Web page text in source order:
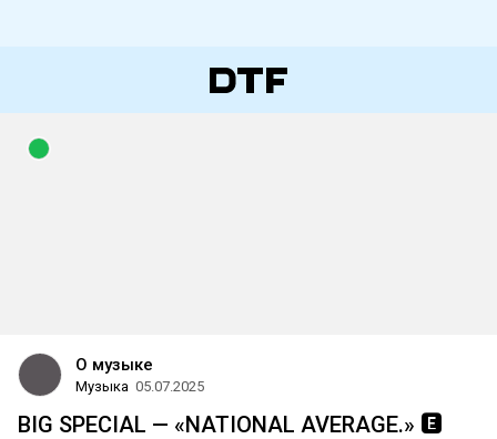
О музыке
Музыка 05.07.2025
BIG SPECIAL — «NATIONAL AVERAGE.» 🅴